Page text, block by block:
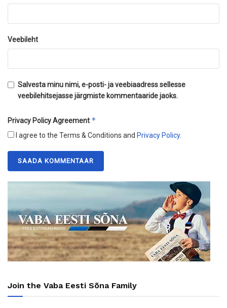
Veebileht
Salvesta minu nimi, e-posti- ja veebiaadress sellesse
veebilehitsejasse järgmiste kommentaaride jaoks.
Privacy Policy Agreement *
I agree to the Terms & Conditions and Privacy Policy.
Join the Vaba Eesti Sõna Family